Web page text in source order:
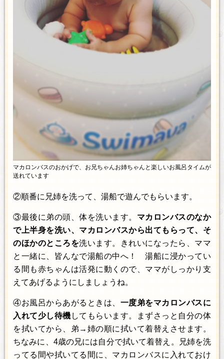
マカロンバスのおかげで、お兄ちゃんお姉ちゃんと楽しいお風呂タイムが
送れています
②順番に兄姉を洗って、湯船で遊んでもらいます。
③最後に弟の頭、体を洗います。 マカロンバスのなか
で上半身を洗い、マカロンバスから出てもらって、そ
のほかのところを洗います。きれいになったら、ママ
と一緒に、皆んなで湯船の中へ！ 湯船に浸かってい
る間も赤ちゃんは活発に動くので、ママがしっかり支
えてあげるようにしましょうね。
④お風呂からあがるときは、 一度弟をマカロンバスに
入れて少し待機 してもらいます。まずさっと自分の体
を拭いてから、弟→姉の順に拭いて着替えさせます。
ちなみに、4歳の兄には自分で拭いて着替え。兄姉を洗
ってる間や拭いてる間に、マカロンバスに入れておけ